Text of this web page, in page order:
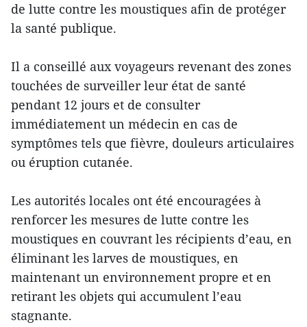
de lutte contre les moustiques afin de protéger
la santé publique.
Il a conseillé aux voyageurs revenant des zones
touchées de surveiller leur état de santé
pendant 12 jours et de consulter
immédiatement un médecin en cas de
symptômes tels que fièvre, douleurs articulaires
ou éruption cutanée.
Les autorités locales ont été encouragées à
renforcer les mesures de lutte contre les
moustiques en couvrant les récipients d’eau, en
éliminant les larves de moustiques, en
maintenant un environnement propre et en
retirant les objets qui accumulent l’eau
stagnante.